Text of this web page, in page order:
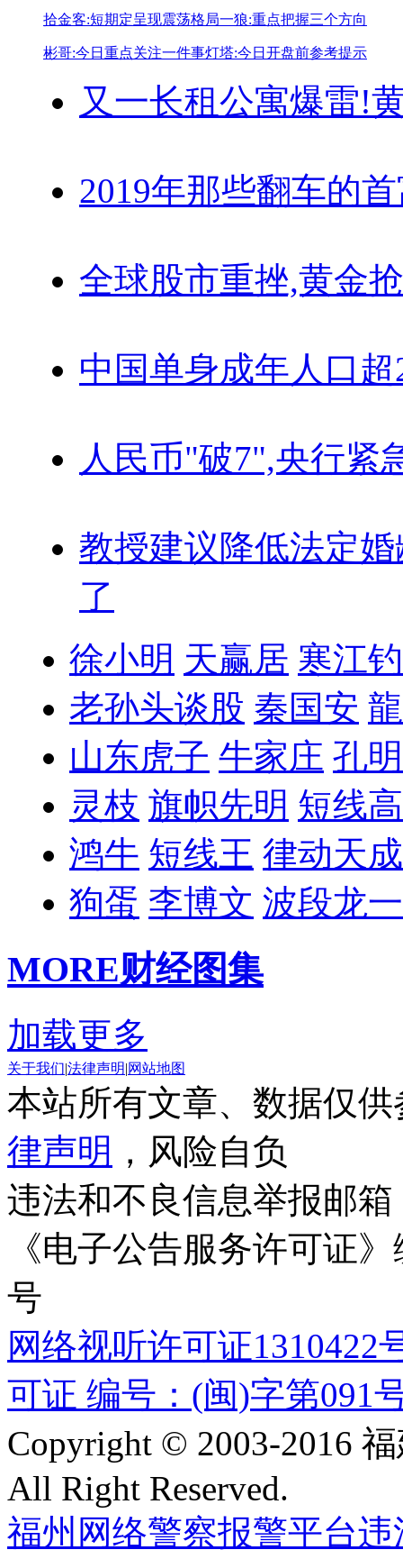
拾金客:短期定呈现震荡格局一狼:重点把握三个方向
彬哥:今日重点关注一件事灯塔:今日开盘前参考提示
又一长租公寓爆雷!
2019年那些翻车的
全球股市重挫,黄金
中国单身成年人口超
人民币"破7",央行紧
教授建议降低法定婚
了
徐小明 天赢居 寒江
老孙头谈股 秦国安
山东虎子 牛家庄 孔
灵枝 旗帜先明 短线
鸿牛 短线王 律动天成
狗蛋 李博文 波段龙一
MORE财经图集
加载更多
关于我们|法律声明|网站地图
本站所有文章、数据仅
律声明 ，风险自负
违法和不良信息举报邮箱
《电子公告服务许可证
号
网络视听许可证1310422
可证 编号：(闽)字第091
Copyright © 2003-2016
All Right Reserved.
福州网络警察报警平台违